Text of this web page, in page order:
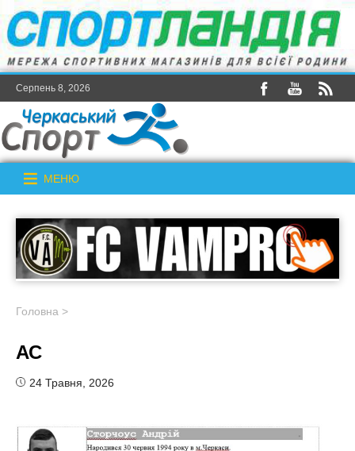
Серпень 8, 2026
МЕНЮ
Головна >
АС
24 Травня, 2026